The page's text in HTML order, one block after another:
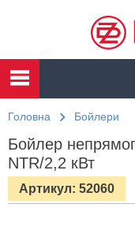
Головна Бойлери
Бойлер
NTR/2,2 кВт
Артикул: 52060